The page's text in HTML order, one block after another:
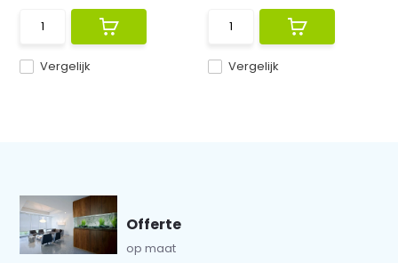
Vergelijk Vergelijk
Offerte
op maat